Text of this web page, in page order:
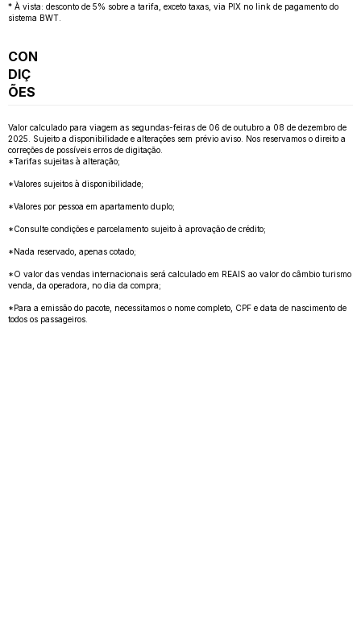
* À vista: desconto de 5% sobre a tarifa, exceto taxas, via PIX no link de pagamento do
sistema BWT.
CON
DIÇ
ÕES
Valor calculado para viagem as segundas-feiras de 06 de outubro a 08 de dezembro de
2025. Sujeito a disponibilidade e alterações sem prévio aviso. Nos reservamos o direito a
correções de possíveis erros de digitação.
*Tarifas sujeitas à alteração;
*Valores sujeitos à disponibilidade;
*Valores por pessoa em apartamento duplo;
*Consulte condições e parcelamento sujeito à aprovação de crédito;
*Nada reservado, apenas cotado;
*O valor das vendas internacionais será calculado em REAIS ao valor do câmbio turismo
venda, da operadora, no dia da compra;
*Para a emissão do pacote, necessitamos o nome completo, CPF e data de nascimento de
todos os passageiros.